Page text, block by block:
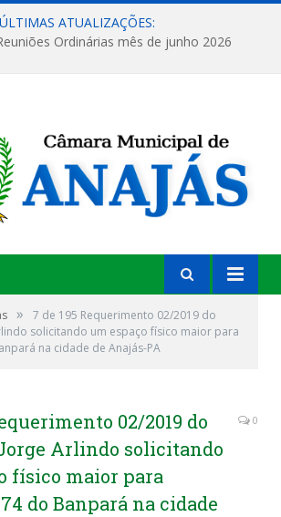
ÚLTIMAS ATUALIZAÇÕES:
Ordinárias mês de junho 2026
»
7 de 195 Requerimento 02/2019 do
solicitando um espaço físico maior para
na cidade de Anajás-PA
02/2019 do
Arlindo solicitando
físico maior para
do Banpará na cidade
0